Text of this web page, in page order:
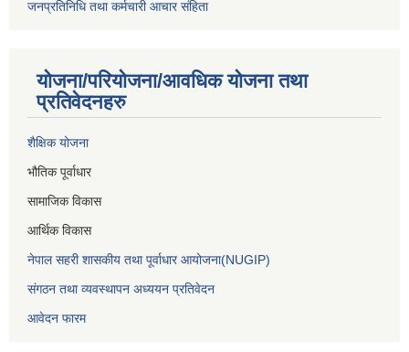
जनप्रतिनिधि तथा कर्मचारी आचार संहिता
योजना/परियोजना/आवधिक योजना तथा
प्रतिवेदनहरु
शैक्षिक योजना
भौतिक पूर्वाधार
सामाजिक विकास
आर्थिक विकास
नेपाल सहरी शासकीय तथा पूर्वाधार आयोजना(NUGIP)
संगठन तथा व्यवस्थापन अध्ययन प्रतिवेदन
आवेदन फारम